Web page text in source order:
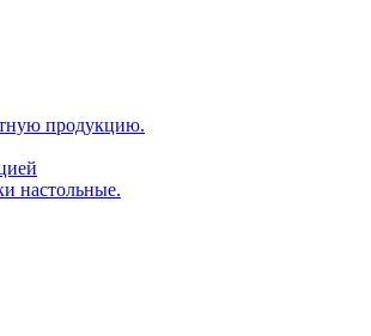
продукцию.
настольные.